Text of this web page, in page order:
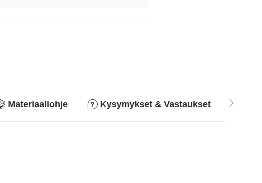
Materiaaliohje Kysymykset & Vastaukset